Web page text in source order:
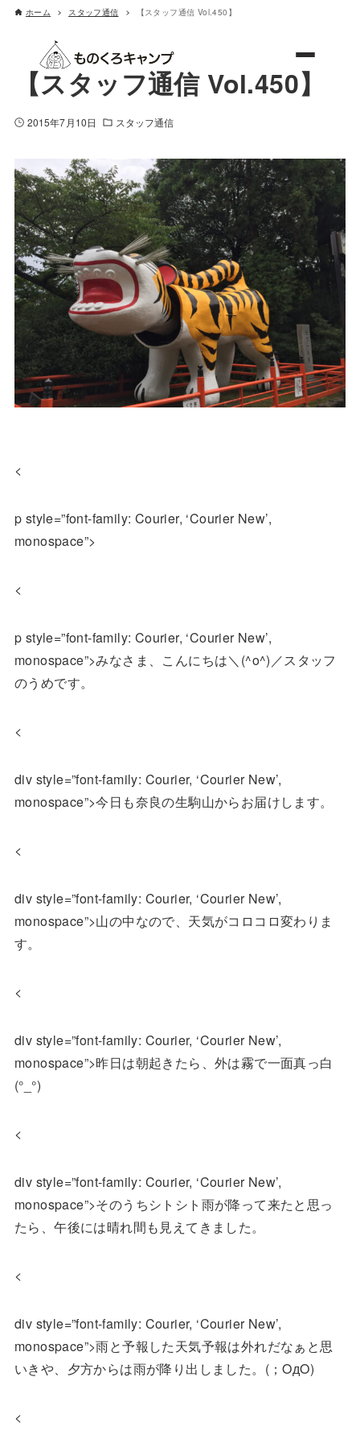
ホーム スタッフ通信 【スタッフ通信 Vol.450】
【スタッフ通信 Vol.450】
2015年7月10日 スタッフ通信
<
p style=”font-family: Courier, ‘Courier New’,
monospace”>
<
p style=”font-family: Courier, ‘Courier New’,
monospace”>みなさま、こんにちは＼(^o^)／スタッフ
のうめです。
<
div style=”font-family: Courier, ‘Courier New’,
monospace”>今日も奈良の生駒山からお届けします。
<
div style=”font-family: Courier, ‘Courier New’,
monospace”>山の中なので、天気がコロコロ変わりま
す。
<
div style=”font-family: Courier, ‘Courier New’,
monospace”>昨日は朝起きたら、外は霧で一面真っ白
(°_°)
<
div style=”font-family: Courier, ‘Courier New’,
monospace”>そのうちシトシト雨が降って来たと思っ
たら、午後には晴れ間も見えてきました。
<
div style=”font-family: Courier, ‘Courier New’,
monospace”>雨と予報した天気予報は外れだなぁと思
いきや、夕方からは雨が降り出しました。(；OдO)
<